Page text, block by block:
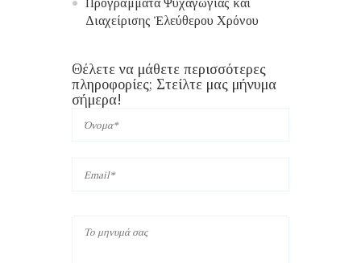
Προγράμματα Ψυχαγωγίας καί
Διαχείρισης Ἐλεύθερου Χρόνου
Θέλετε να μάθετε περισσότερες
πληροφορίες; Στείλτε μας μήνυμα
σήμερα!